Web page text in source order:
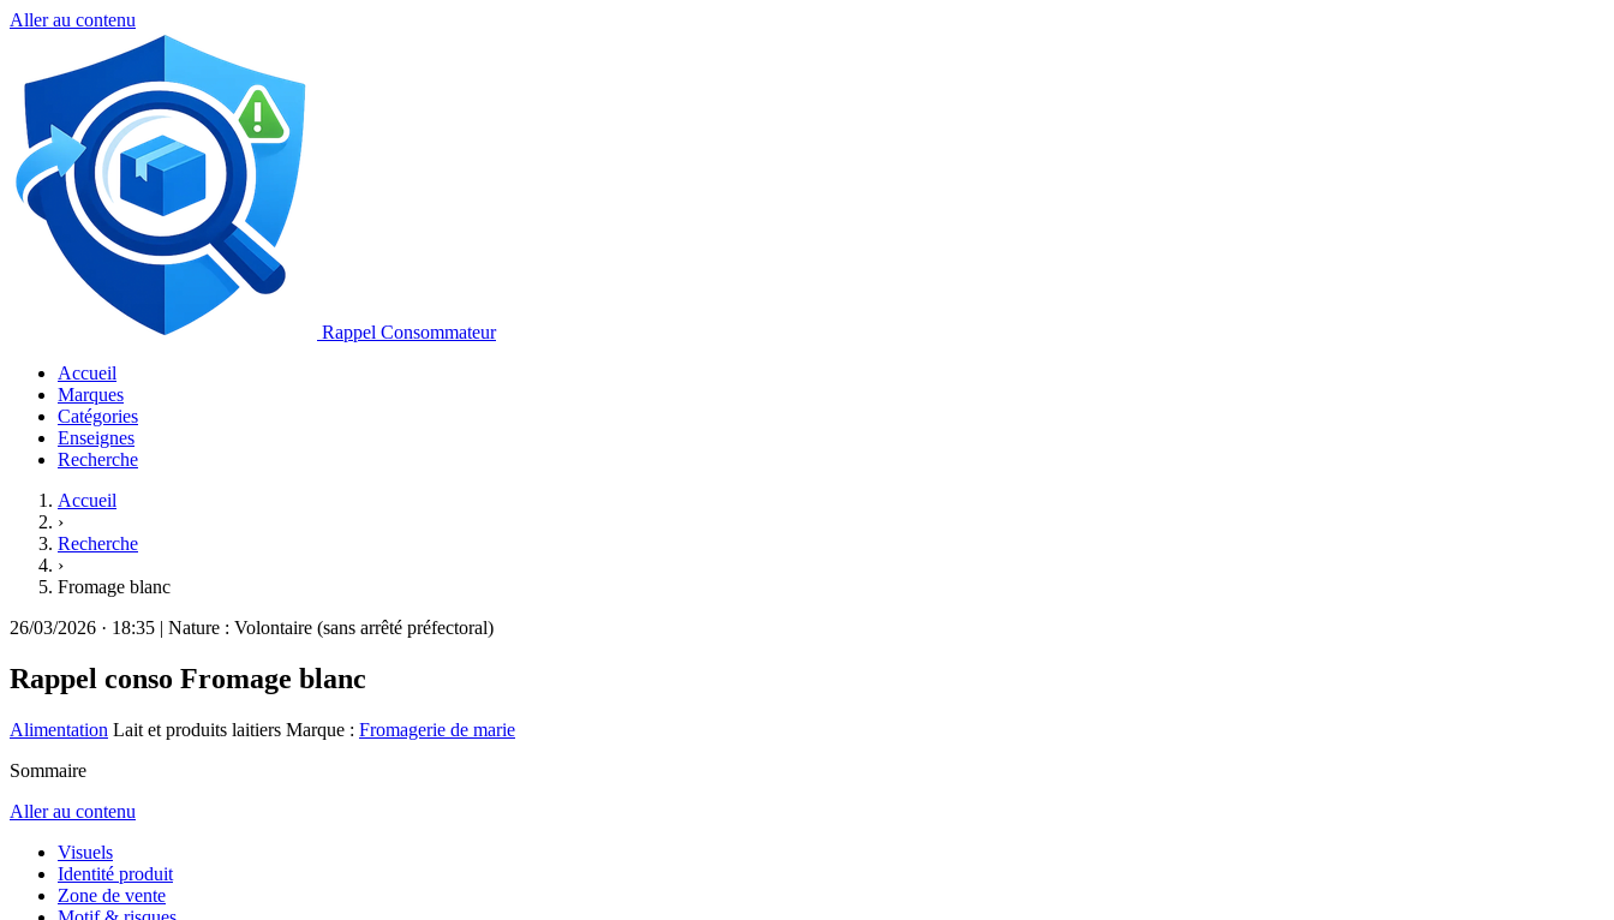
Aller au contenu
Rappel Consommateur
Accueil
Marques
Catégories
Enseignes
Recherche
Accueil
›
Recherche
›
Fromage blanc
26/03/2026 · 18:35 | Nature : Volontaire (sans arrêté préfectoral)
Rappel conso Fromage blanc
Alimentation Lait et produits laitiers Marque : Fromagerie de marie
Sommaire
Aller au contenu
Visuels
Identité produit
Zone de vente